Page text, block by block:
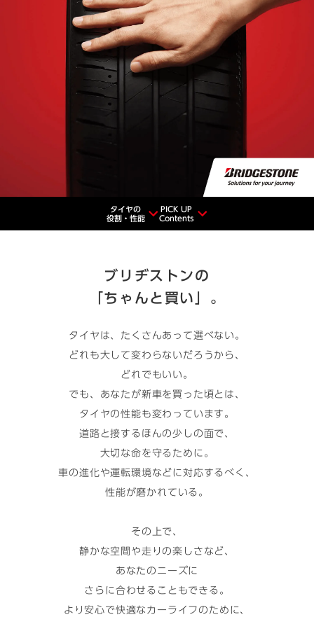
タイヤの
役割・性能
PICK UP
Contents
ブリヂストンの
「ちゃんと買い」。
タイヤは、たくさんあって選べない。​
どれも大して変わらないだろうから、
どれでもいい。​
でも、あなたが新車を買った頃とは、
タイヤの性能も変わっています。​
道路と接するほんの少しの面で、
大切な命を守るために。​
車の進化や運転環境などに対応するべく、
性能が磨かれている。
その上で、
静かな空間や走りの楽しさなど、​
あなたのニーズに
さらに合わせることもできる。​
より安心で快適なカーライフのために、​